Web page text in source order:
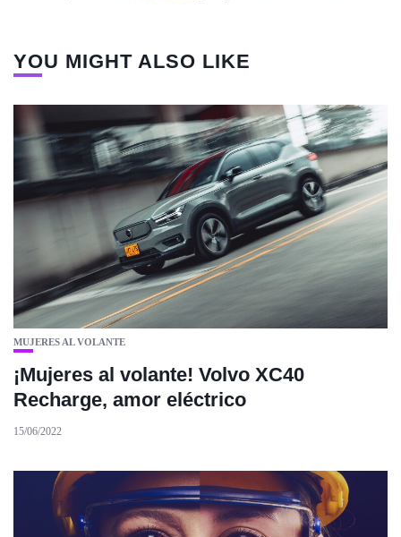
YOU MIGHT ALSO LIKE
MUJERES AL VOLANTE
¡Mujeres al volante! Volvo XC40
Recharge, amor eléctrico
15/06/2022